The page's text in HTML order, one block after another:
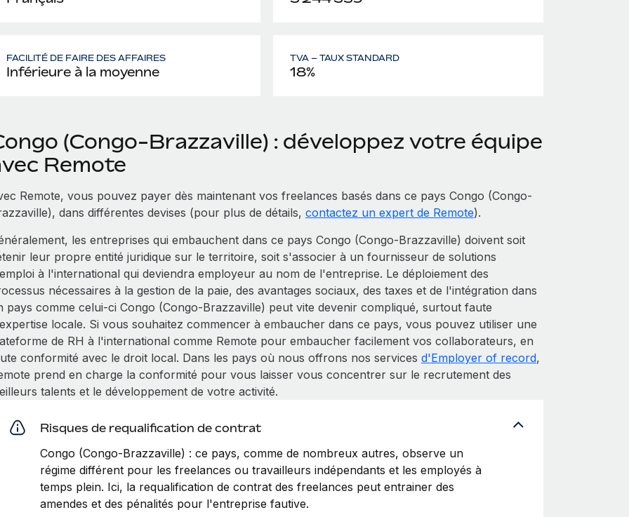
FACILITÉ DE FAIRE DES AFFAIRES
Inférieure à la moyenne
TVA – TAUX STANDARD
18%
(Congo-Brazzaville) : développez votre équipe
Remote
Remote, vous pouvez payer dès maintenant vos freelances basés dans ce pays Congo (Congo-
dans différentes devises (pour plus de détails, contactez un expert de Remote).
les entreprises qui embauchent dans ce pays Congo (Congo-Brazzaville) doivent soit
leur propre entité juridique sur le territoire, soit s'associer à un fournisseur de solutions
à l'international qui deviendra employeur au nom de l'entreprise. Le déploiement des
nécessaires à la gestion de la paie, des avantages sociaux, des taxes et de l'intégration dans
pays comme celui-ci Congo (Congo-Brazzaville) peut vite devenir compliqué, surtout faute
locale. Si vous souhaitez commencer à embaucher dans ce pays, vous pouvez utiliser une
de RH à l'international comme Remote pour embaucher facilement vos collaborateurs, en
conformité avec le droit local. Dans les pays où nous offrons nos services d'Employer of record,
prend en charge la conformité pour vous laisser vous concentrer sur le recrutement des
talents et le développement de votre activité.
Risques de requalification de contrat
Congo (Congo-Brazzaville) : ce pays, comme de nombreux autres, observe un
régime différent pour les freelances ou travailleurs indépendants et les employés à
temps plein. Ici, la requalification de contrat des freelances peut entrainer des
amendes et des pénalités pour l'entreprise fautive.